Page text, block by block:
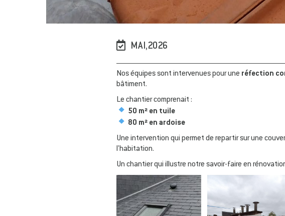
MAI,2026
Nos équipes sont intervenues pour une réfection
bâtiment.
Le chantier comprenait :
50 m² en tuile
80 m² en ardoise
Une intervention qui permet de repartir sur une
l’habitation.
Un chantier qui illustre notre savoir-faire en